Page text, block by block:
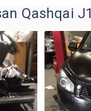
Qashqai